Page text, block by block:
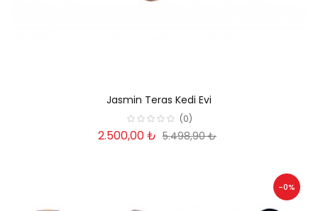
Jasmin Teras Kedi Evi
(0)
2.500,00 ₺ 5.498,90 ₺
-0%